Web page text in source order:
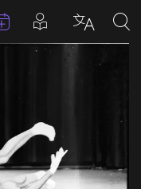
Évenements
Articles en